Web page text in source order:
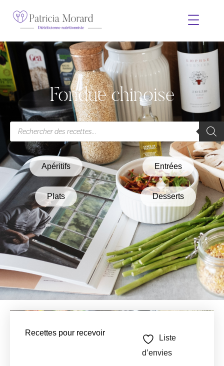
Fondue chinoise
Apéritifs Entrées
Plats Desserts
Recettes pour recevoir
Liste
d’envies